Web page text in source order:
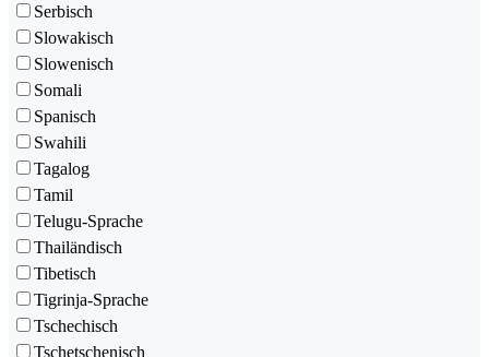
Serbisch
Slowakisch
Slowenisch
Somali
Spanisch
Swahili
Tagalog
Tamil
Telugu-Sprache
Thailändisch
Tibetisch
Tigrinja-Sprache
Tschechisch
Tschetschenisch